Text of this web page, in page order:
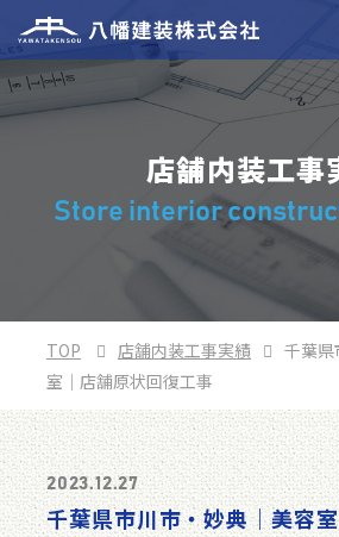
店舗内装工事
Store interior
TOP 店舗内装工事実績
千葉
室｜店舗原状回復工事
2023.12.27
千葉県市川市・妙典｜美容